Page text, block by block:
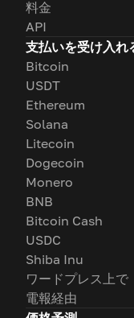
料金
API
支払いを受け入れ
Bitcoin
USDT
Ethereum
Solana
Litecoin
Dogecoin
Monero
BNB
Bitcoin Cash
USDC
Shiba Inu
ワードプレス上で
電報経由